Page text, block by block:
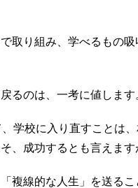
取り組み、学べるもの
るのは、一考に値します
学校に入り直すことは、
、成功するとも言えます
複線的な人生」を送る